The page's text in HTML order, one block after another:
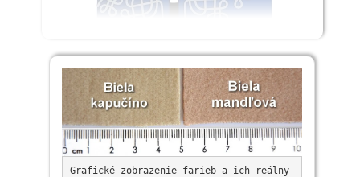
Grafické zobrazenie farieb a ich reálny